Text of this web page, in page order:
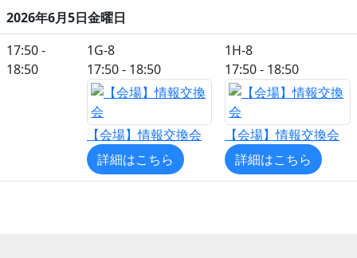
2026年6月5日金曜日
17:50 -
18:50
1G-8
17:50 - 18:50
【会場】情報交換会
詳細はこちら
1H-8
17:50 - 18:50
【会場】情報交換会
詳細はこちら